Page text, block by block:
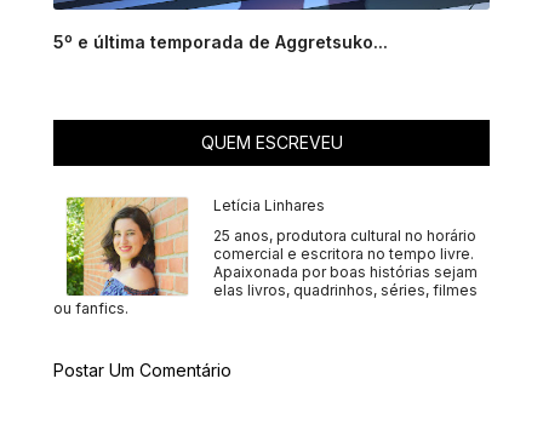
5º e última temporada de Aggretsuko...
QUEM ESCREVEU
Letícia Linhares
25 anos, produtora cultural no horário
comercial e escritora no tempo livre.
Apaixonada por boas histórias sejam
elas livros, quadrinhos, séries, filmes
ou fanfics.
Postar Um Comentário